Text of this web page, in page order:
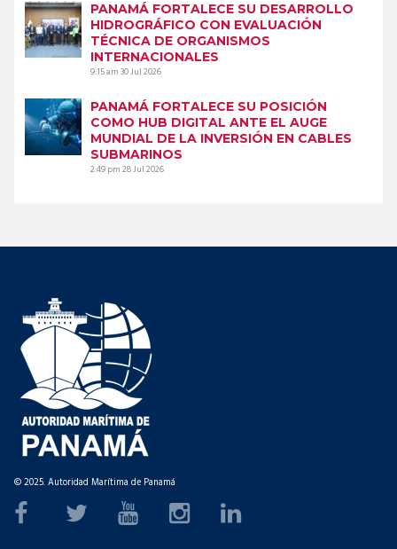
PANAMÁ FORTALECE SU DESARROLLO
HIDROGRÁFICO CON EVALUACIÓN
TÉCNICA DE ORGANISMOS
INTERNACIONALES
9:15 am30 Jul 2026
PANAMÁ FORTALECE SU POSICIÓN
COMO HUB DIGITAL ANTE EL AUGE
MUNDIAL DE LA INVERSIÓN EN CABLES
SUBMARINOS
2:49 pm28 Jul 2026
© 2025. Autoridad Marítima de Panamá